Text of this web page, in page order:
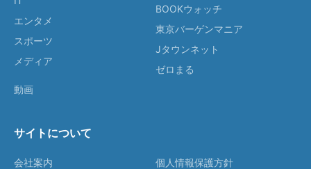
エンタメ
スポーツ
メディア
動画
BOOKウォッチ
東京バーゲンマニア
Jタウンネット
ゼロまる
サイトについて
会社案内
個人情報保護方針